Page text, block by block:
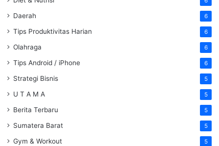
Daerah 6
Tips Produktivitas Harian 6
Olahraga 6
Tips Android / iPhone 6
Strategi Bisnis 5
U T A M A 5
Berita Terbaru 5
Sumatera Barat 5
Gym & Workout 5